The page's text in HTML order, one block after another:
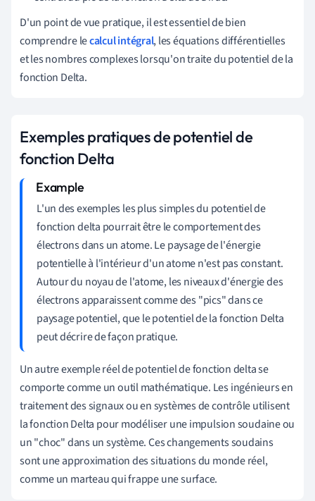
D'un point de vue pratique, il est essentiel de bien
comprendre lecalcul intégral, les équations différentielles
et les nombres complexes lorsqu'on traite du potentiel de la
fonction Delta.
Exemples pratiques de potentiel de
fonction Delta
L'un des exemples les plus simples du potentiel de
fonction delta pourrait être le comportement des
électrons dans un atome. Le paysage de l'énergie
potentielle à l'intérieur d'un atome n'est pas constant.
Autour du noyau de l'atome, les niveaux d'énergie des
électrons apparaissent comme des "pics" dans ce
paysage potentiel, que le potentiel de la fonction Delta
peut décrire de façon pratique.
Un autre exemple réel de potentiel de fonction delta se
comporte comme un outil mathématique. Les ingénieurs en
traitement des signaux ou en systèmes de contrôle utilisent
la fonction Delta pour modéliser une impulsion soudaine ou
un "choc" dans un système. Ces changements soudains
sont une approximation des situations du monde réel,
comme un marteau qui frappe une surface.